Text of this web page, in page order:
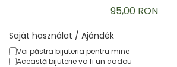
Fülbevaló
Ékszer szett
Kitűző
95,00 RON
Saját használat / Ajándék
Voi păstra bijuteria pentru mine
Această bijuterie va fi un cadou